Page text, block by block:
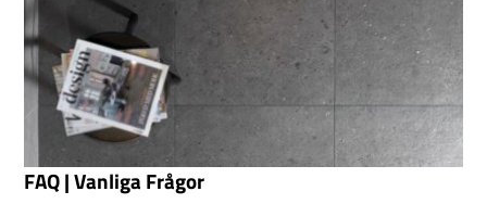
FAQ | Vanliga Frågor